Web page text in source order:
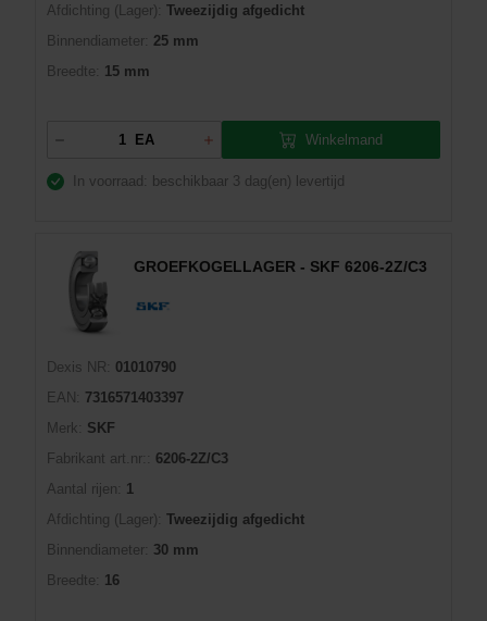
Afdichting (Lager): Tweezijdig afgedicht
Binnendiameter: 25 mm
Breedte:
15 mm
EA Winkelmand
In voorraad: beschikbaar 3 dag(en) levertijd
GROEFKOGELLAGER - SKF 6206-2Z/C3
Dexis NR:
01010790
EAN:
7316571403397
Merk:
SKF
Fabrikant art.nr::
6206-2Z/C3
Aantal rijen:
1
Afdichting (Lager): Tweezijdig afgedicht
Binnendiameter: 30 mm
Breedte:
16